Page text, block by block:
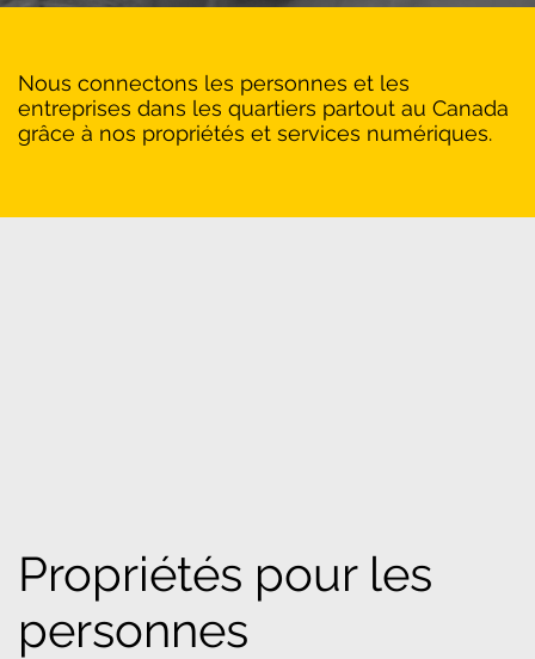
Nous connectons les personnes et les
entreprises dans les quartiers partout au Canada
grâce à nos propriétés et services numériques.
Propriétés pour les
personnes